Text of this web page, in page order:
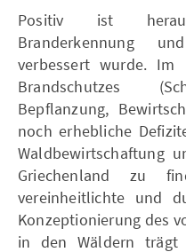
Positiv ist
Branderkennung
verbessert wurde. Im
Brandschutzes
Bepflanzung,
noch erhebliche
Waldbewirtschaftung
Griechenland zu
vereinheitlichte und
Konzeptionierung des
in den Wäldern trägt